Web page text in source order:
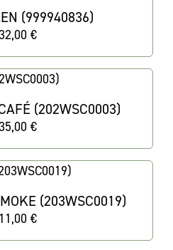
(999940836)
€
(202WSC0003)
€
(203WSC0019)
€